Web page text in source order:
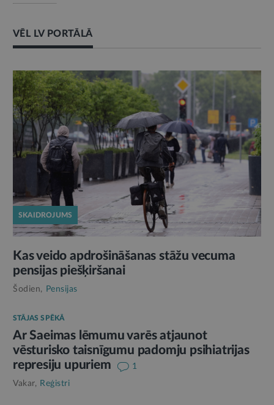
VĒL LV PORTĀLĀ
SKAIDROJUMS
Kas veido apdrošināšanas stāžu vecuma
pensijas piešķiršanai
Šodien, Pensijas
STĀJAS SPĒKĀ
Ar Saeimas lēmumu varēs atjaunot
vēsturisko taisnīgumu padomju psihiatrijas
represiju upuriem
1
Vakar, Reģistri